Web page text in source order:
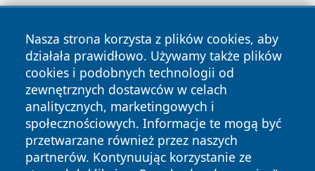
Nasza strona korzysta z plików cookies, aby
działała prawidłowo. Używamy także plików
cookies i podobnych technologii od
zewnętrznych dostawców w celach
analitycznych, marketingowych i
społecznościowych. Informacje te mogą być
przetwarzane również przez naszych
partnerów. Kontynuując korzystanie ze
Copyright © 2026 dabrowski24.pl Wszystkie prawa
zastrzeżone.
News Autorzy
Polityka
Polityka